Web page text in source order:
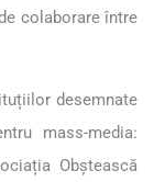
colaborare între
desemnate
mass-media:
Obștească